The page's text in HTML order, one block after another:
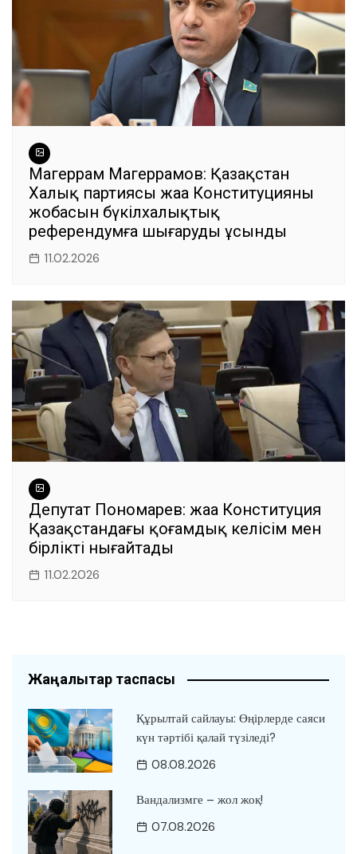
Магеррам Магеррамов: Қазақстан
Халық партиясы жаңа Конституцияның
жобасын бүкілхалықтық
референдумға шығаруды ұсынды
11.02.2026
Депутат Пономарев: жаңа Конституция
Қазақстандағы қоғамдық келісім мен
бірлікті нығайтады
11.02.2026
Жаңалықтар таспасы
Құрылтай сайлауы: Өңірлерде саяси
күн тәртібі қалай түзіледі?
08.08.2026
Вандализмге – жол жоқ!
07.08.2026